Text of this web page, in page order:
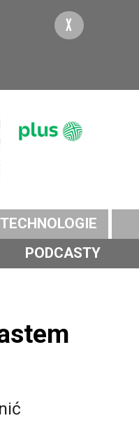
X
TECHNOLOGIE
PODCASTY